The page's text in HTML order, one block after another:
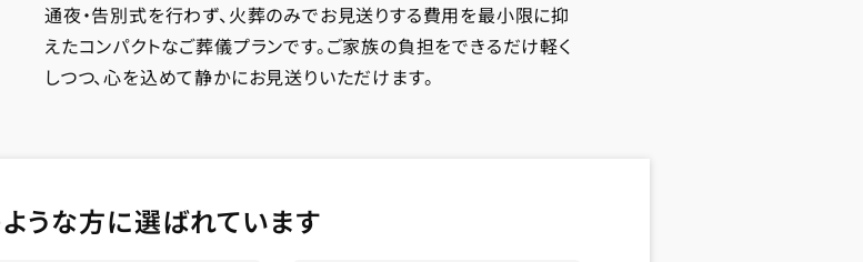
通夜・告別式を行わず、火葬のみでお見送りする費用を最小限に抑
えたコンパクトなご葬儀プランです。ご家族の負担をできるだけ軽く
しつつ、心を込めて静かにお見送りいただけます。
うな方に選ばれています